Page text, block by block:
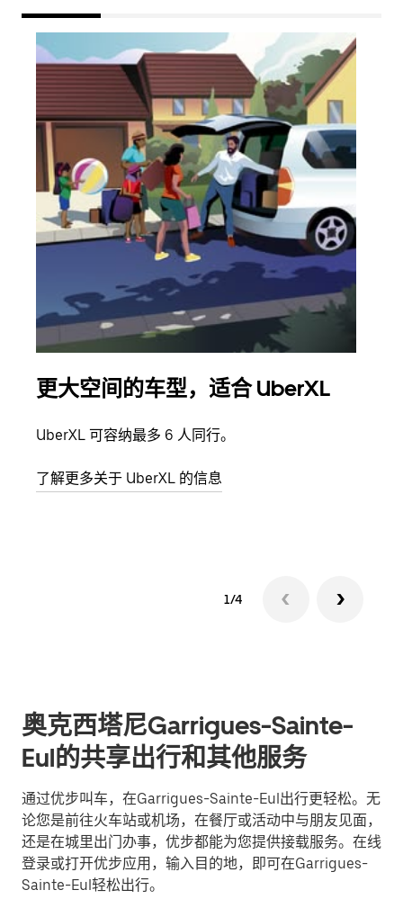
更大空间的车型，适合 UberXL
UberXL 可容纳最多 6 人同行。
了解更多关于 UberXL 的信息
1/4
奥克西塔尼Garrigues-Sainte-
Eul的共享出行和其他服务
通过优步叫车，在Garrigues-Sainte-Eul出行更轻松。无
论您是前往火车站或机场，在餐厅或活动中与朋友见面，
还是在城里出门办事，优步都能为您提供接载服务。在线
登录或打开优步应用，输入目的地，即可在Garrigues-
Sainte-Eul轻松出行。